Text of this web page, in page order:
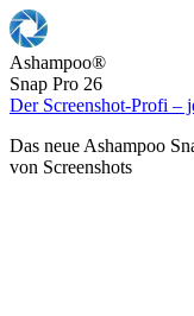
Ashampoo®
Snap Pro 26
Der Screenshot-Profi –
Das neue Ashampoo
von Screenshots